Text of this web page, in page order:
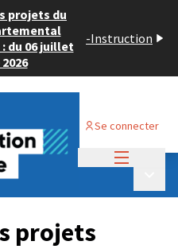
projets du
du 06 juillet
-Instruction
Se connecter
projets